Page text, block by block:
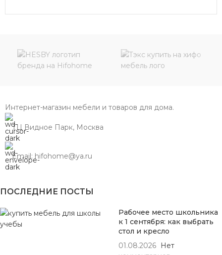
Интернет-магазин мебели и товаров для дома.
ТЦ Видное Парк, Москва
Email: hifohome@ya.ru
ПОСЛЕДНИЕ ПОСТЫ
Рабочее место школьника
к 1 сентября: как выбрать
стол и кресло
01.08.2026
Нет